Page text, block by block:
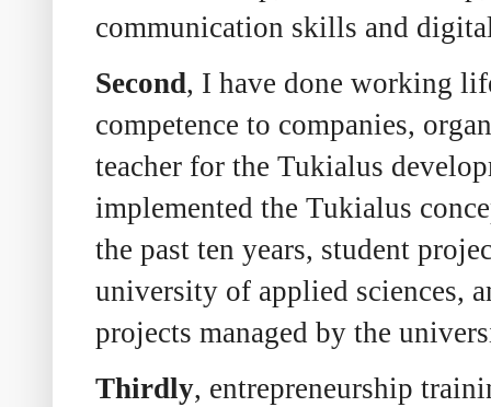
communication skills and
Second, I have done working
competence to companies,
teacher for the Tukialus
implemented the Tukialus
the past ten years, student
university of applied sciences,
projects managed by the
Thirdly, entrepreneurship